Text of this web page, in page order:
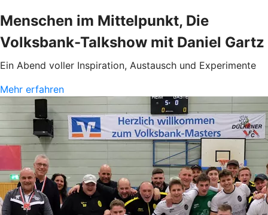
Menschen im Mittelpunkt, Die
Volksbank-Talkshow mit Daniel Gartz
Ein Abend voller Inspiration, Austausch und Experimente
Mehr erfahren